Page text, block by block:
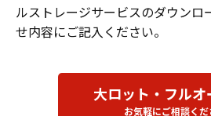
ルストレージサービスのダウンロ
せ内容にご記入ください。
大ロット・フルオ
お気軽にご相談く